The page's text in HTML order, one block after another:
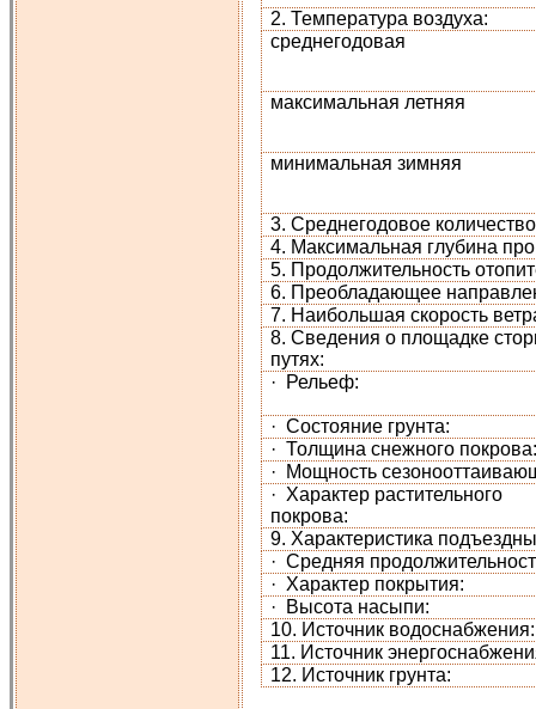
2. Температура воздуха:
среднегодовая
максимальная летняя
минимальная зимняя
3. Среднегодовое
4. Максимальная глубина
5. Продолжительность
6. Преобладающее
7. Наибольшая скорость
8. Сведения о площадке
путях:
· Рельеф:
· Состояние грунта:
· Толщина снежного
· Мощность
· Характер растительного
покрова:
9. Характеристика
· Средняя
· Характер покрытия:
· Высота насыпи:
10. Источник водоснабжения:
11. Источник
12. Источник грунта: